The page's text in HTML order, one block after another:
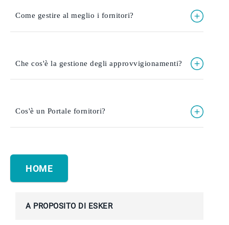
Come gestire al meglio i fornitori?
Che cos'è la gestione degli approvvigionamenti?
Cos'è un Portale fornitori?
HOME
A PROPOSITO DI ESKER